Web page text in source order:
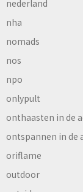
nederland
nha
nomads
nos
npo
onlypult
onthaasten in de
ontspannen in de
oriflame
outdoor